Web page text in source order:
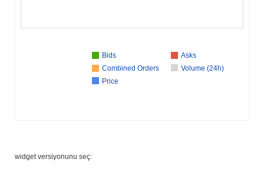
Bids
Asks
Combined Orders
Volume (24h)
Price
widget versiyonunu seç: